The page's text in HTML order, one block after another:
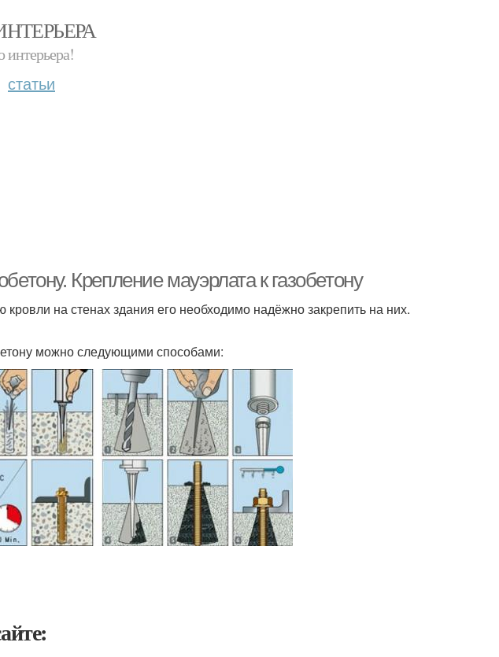
интерьера!
статьи
Крепление мауэрлата к газобетону
кровли на стенах здания его необходимо надёжно закрепить на них.
можно следующими способами: